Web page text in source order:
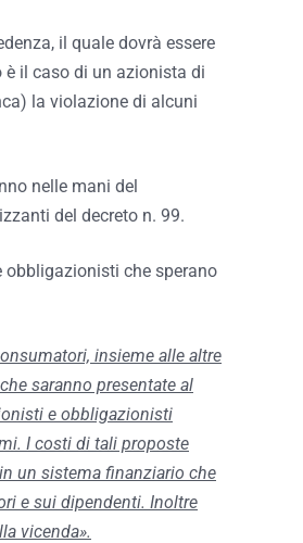
il quale dovrà essere
è il caso di un azionista di
la violazione di alcuni
nelle mani del
del decreto n. 99.
che sperano
insieme alle altre
saranno presentate al
e obbligazionisti
I costi di tali proposte
un sistema finanziario che
e sui dipendenti. Inoltre
vicenda».